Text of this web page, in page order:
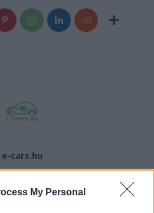
My Personal
e-cars.hu
vagy a váltáson töprengsz?
fejlesztések az elektromosság és a